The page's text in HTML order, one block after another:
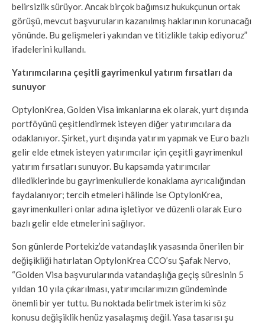
belirsizlik sürüyor. Ancak birçok bağımsız hukukçunun ortak
görüşü, mevcut başvuruların kazanılmış haklarının korunacağı
yönünde. Bu gelişmeleri yakından ve titizlikle takip ediyoruz”
ifadelerini kullandı.
Yatırımcılarına çeşitli gayrimenkul yatırım fırsatları da
sunuyor
OptylonKrea, Golden Visa imkanlarına ek olarak, yurt dışında
portföyünü çeşitlendirmek isteyen diğer yatırımcılara da
odaklanıyor. Şirket, yurt dışında yatırım yapmak ve Euro bazlı
gelir elde etmek isteyen yatırımcılar için çeşitli gayrimenkul
yatırım fırsatları sunuyor. Bu kapsamda yatırımcılar
dilediklerinde bu gayrimenkullerde konaklama ayrıcalığından
faydalanıyor; tercih etmeleri hâlinde ise OptylonKrea,
gayrimenkulleri onlar adına işletiyor ve düzenli olarak Euro
bazlı gelir elde etmelerini sağlıyor.
Son günlerde Portekiz’de vatandaşlık yasasında önerilen bir
değişikliği hatırlatan OptylonKrea CCO’su Şafak Nervo,
“Golden Visa başvurularında vatandaşlığa geçiş süresinin 5
yıldan 10 yıla çıkarılması, yatırımcılarımızın gündeminde
önemli bir yer tuttu. Bu noktada belirtmek isterim ki söz
konusu değişiklik henüz yasalaşmış değil. Yasa tasarısı şu